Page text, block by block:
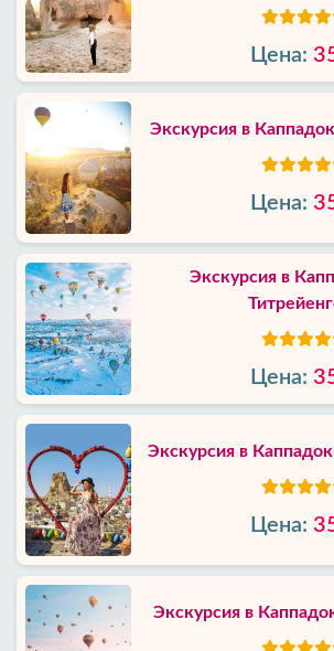
Цена:
Экскурсия в
Цена:
Экскурсия в
Цена:
Экскурсия в
Цена:
Экскурсия в